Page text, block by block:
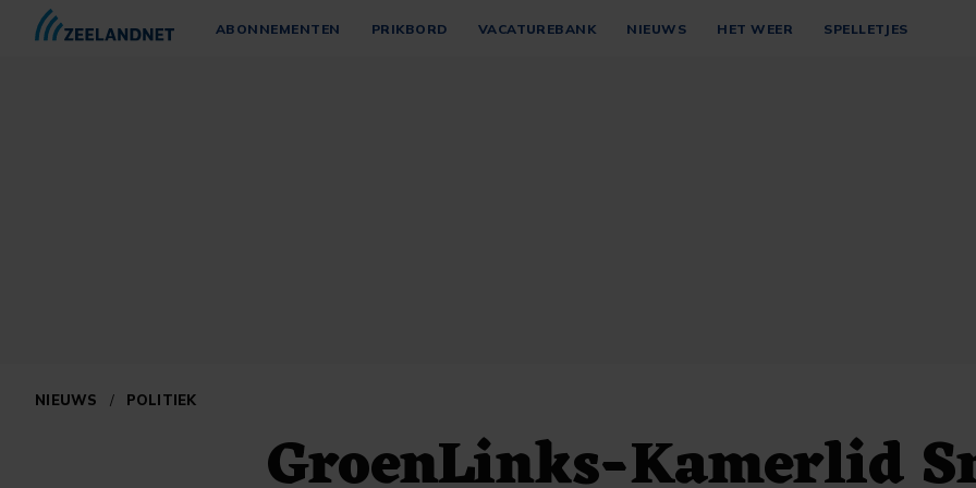
ABONNEMENTEN PRIKBORD VACATUREBANK NIEUWS HET WEER SPELLETJES
NIEUWS / POLITIEK